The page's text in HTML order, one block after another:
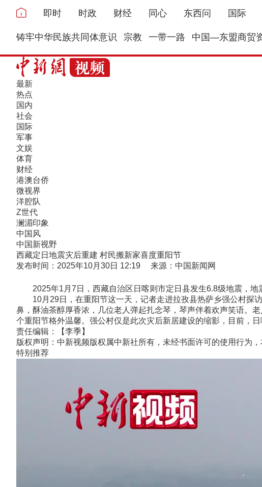
即时 时政 财经 同心 东西问 国际
铸牢中华民族共同体意识 宗教 一带一路 中国—东盟商贸
最新
热点
国内
社会
国际
军事
文娱
体育
财经
港澳台侨
微视界
洋腔队
Z世代
澜湄印象
中国风
中国新视野
西藏定日地震灾后重建 村民搬新家喜度重阳节
发布时间：2025年10月30日 12:19 来源：中国新闻网
2025年1月7日，西藏自治区日喀则市定日县发生6.8级地震，地
10月29日，在重阳节这一天，记者走进拉孜县热萨乡强公村探访
鼻，酥油茶醇厚香浓，几位老人弹起扎念琴，琴声伴着欢声笑语。
个重阳节格外温馨。强公村仅是此次灾后新居建设的缩影，目前，
责任编辑：【李季】
版权声明：中新视频版权属中新社所有，未经书面许可的使用行为，
特别推荐